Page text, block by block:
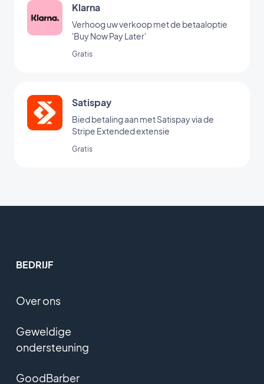
Klarna
Verhoog uw verkoop met de betaaloptie
'Buy Now Pay Later'
Gratis
Satispay
Bied betaling aan met Satispay via de
Stripe Extended extensie
Gratis
BEDRIJF
Over ons
Geweldige
ondersteuning
GoodBarber